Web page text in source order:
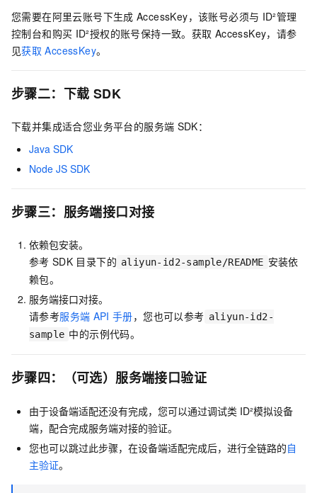
您需要在阿里云账号下生成 AccessKey，该账号必须与 ID²管理
控制台和购买 ID²授权的账号保持一致。获取 AccessKey，请参
见获取 AccessKey。
步骤二：下载 SDK
下载并集成适合您业务平台的服务端 SDK：
Java SDK
Node JS SDK
步骤三：服务端接口对接
依赖包安装。
参考 SDK 目录下的 aliyun-id2-sample/README 安装依
赖包。
服务端接口对接。
请参考服务端 API 手册，您也可以参考 aliyun-id2-
sample 中的示例代码。
步骤四：（可选）服务端接口验证
由于设备端适配还没有完成，您可以通过调试类 ID²模拟设备
端，配合完成服务端对接的验证。
您也可以跳过此步骤，在设备端适配完成后，进行全链路的自
主验证。